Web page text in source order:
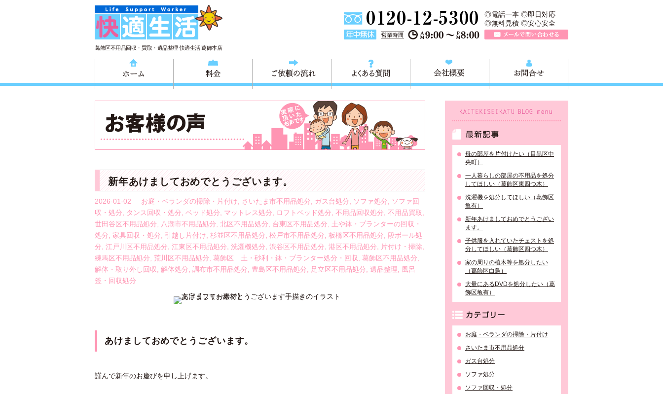
葛飾区不用品回収・買取・遺品整理 快適生活 葛飾本店
TEL 0120-757-161（年中無休）営業時間AM9:00～
◎電話一本 ◎即日対応
◎無料見積 ◎安心安全
ご依頼の流れ よくある質問
新年あけましておめでとうございます。
2026-01-02 お庭・ベランダの掃除・片付け さいたま市不用品処分 ガス台処分 ソファ処分
ソファ回
収・処分
タンス回収・処分 ベッド処分 マットレス処分 ロフトベッド処分 不用品回収処分 不用品買取
世田谷区不用品処分
八潮市不用品処分 北区不用品処分 台東区不用品処分
土や鉢・プランターの回収・
処分 家具回収・処分 引越し片付け 杉並区不用品処分 松戸市不用品処分 板橋区不用品処分 段ボール処
分 江戸川区不用品処分 江東区不用品処分 洗濯機処分 渋谷区不用品処分 港区不用品処分 片付け・掃除
練馬区不用品処分 荒川区不用品処分 葛飾区 土・砂利・鉢・プランター処分・回収 葛飾区不用品処分
解体・取り外し回収
解体処分 調布市不用品処分 豊島区不用品処分 足立区不用品処分 遺品整理
風呂
釜・回収処分
あけましておめでとうございます。
謹んで新年のお慶びを申し上げます。
母の部屋を片付けたい（目黒区中
央町）
一人暮らしの部屋の不用品を処分
してほしい（葛飾区東四つ木）
洗濯機を処分してほしい（葛飾区
亀有）
新年あけましておめでとうござい
ます。
子供服を入れていたチェストを処
分してほしい（葛飾区四つ木）
家の周りの植木等を処分したい
（葛飾区白鳥）
大量にあるDVDを処分したい（葛
飾区亀有）
お庭・ベランダの掃除・片付け
さいたま市不用品処分
ガス台処分
ソファ処分
ソファ回収・処分